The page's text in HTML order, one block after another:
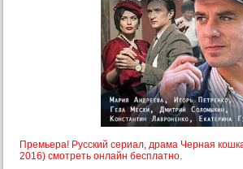
Премьера! Русский сериал, драма Черная
2016) смотреть онлайн бесплатно.